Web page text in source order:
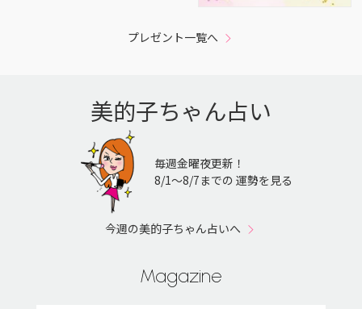
プレゼント一覧へ
美的子ちゃん占い
毎週金曜夜更新！
8/1〜8/7までの 運勢を見る
今週の美的子ちゃん占いへ
Magazine